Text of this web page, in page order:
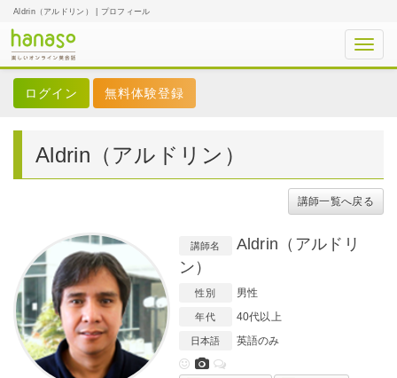
Aldrin（アルドリン） | プロフィール
無料体験登録
Aldrin（アルドリン）
講師一覧へ戻る
講師名
Aldrin（アルドリ
ン）
性別 男性
年代 40代以上
日本語 英語のみ